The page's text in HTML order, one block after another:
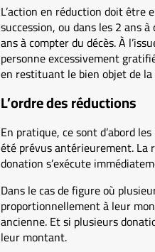
L’action en réduction doit être
succession, ou dans les 2 ans
ans à compter du décès. À
personne excessivement
en restituant le bien objet de
L’ordre des réductions
En pratique, ce sont d’abord
été prévus antérieurement. La
donation s’exécute
Dans le cas de figure où
proportionnellement à leur
ancienne. Et si plusieurs
leur montant.